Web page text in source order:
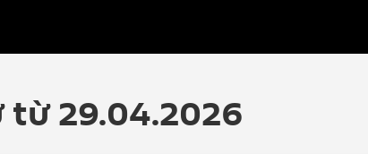
29.04.2026